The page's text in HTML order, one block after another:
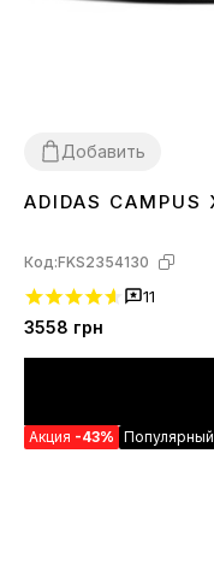
Добавить
36 3738 39404445
ADIDAS CAMPUS
Код:FKS2354130
11
3558 грн
Акция -43% Популярный